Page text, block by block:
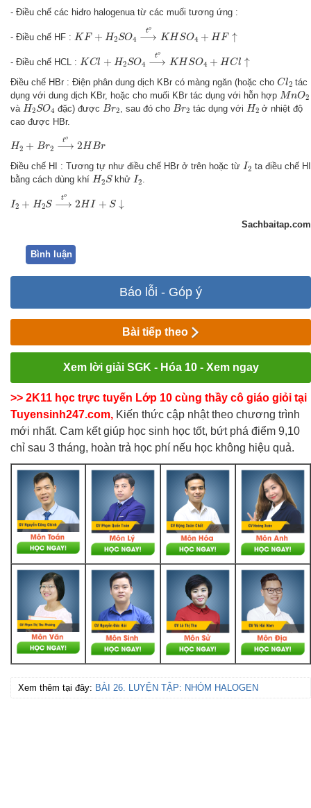
- Điều chế các hiđro halogenua từ các muối tương ứng :
- Điều chế HF : KF + H2SO4
to
⟶ KH SO4 + HF ↑
o
- Điều chế HCL : KCl + H2SO4
to
⟶ K H SO4 + HCl ↑
o
Điều chế HBr : Điện phân dung dịch KBr có màng ngăn (hoặc cho Cl2
Cl2
tác
dụng với dung dịch KBr, hoặc cho muối KBr tác dụng với hỗn hợp MnO2
Mn O2
và H2SO4
H2 SO đặc) được Br2
Br , sau đó cho Br2
Br tác dụng với H2
H2 ở nhiệt độ
cao được HBr.
H2 + Br2
to
⟶ 2HBr
to
Điều chế HI : Tương tự như điều chế HBr ở trên hoặc từ I2
I2 ta điều chế HI
bằng cách dùng khí H2S
H2 SkhửI2
I2 .
I2 + H2S
to
⟶ 2HI + S ↓
to
Sachbaitap.com
Bình luận
Báo lỗi - Góp ý
Bài tiếp theo
Xem lời giải SGK - Hóa 10 - Xem ngay
>> 2K11 học trực tuyến Lớp 10 cùng thầy cô giáo giỏi tại
Tuyensinh247.com, Kiến thức cập nhật theo chương trình
mới nhất. Cam kết giúp học sinh học tốt, bứt phá điểm 9,10
chỉ sau 3 tháng, hoàn trả học phí nếu học không hiệu quả.
Xem thêm tại đây: BÀI 26. LUYỆN TẬP: NHÓM HALOGEN